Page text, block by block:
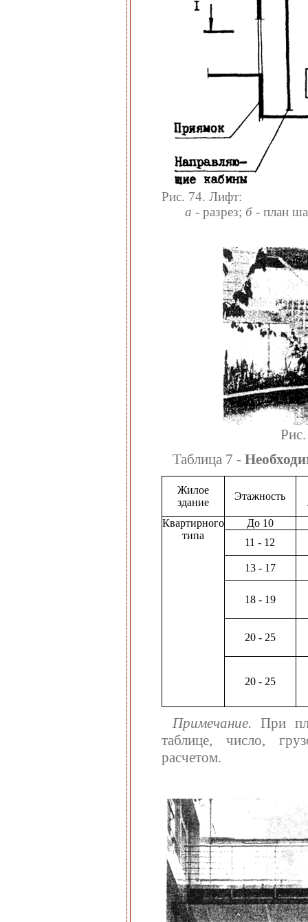
Рис. 74. Лифт:
а - разрез; б - план
Таблица 7 -
Жилое
здание
Этажность
Квартирного
типа
До 10
11 - 12
13 - 17
18 - 19
20 - 25
20 - 25
Примечание. При
таблице, число,
расчетом.